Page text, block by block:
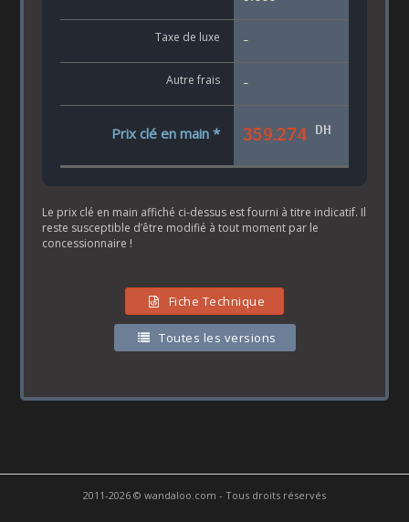
Taxe de luxe -
Autre frais -
Prix clé en main * 359.274 DH
Le prix clé en main affiché ci-dessus est fourni à titre indicatif. Il
reste susceptible d’être modifié à tout moment par le
concessionnaire !
Fiche Technique
Toutes les versions
2011-2026 © wandaloo.com - Tous droits réservés